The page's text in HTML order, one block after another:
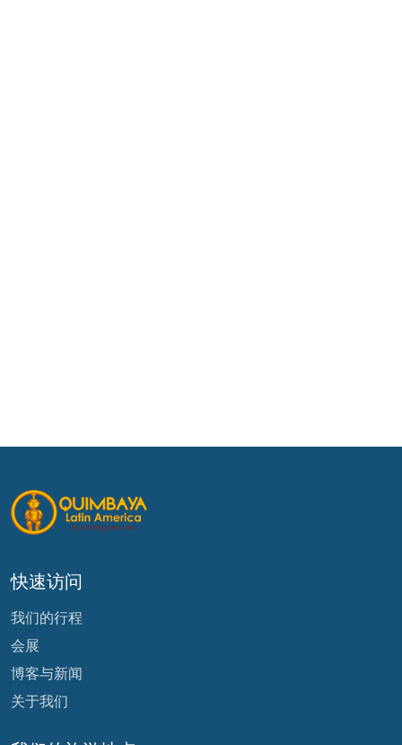
快速访问
我们的行程
会展
博客与新闻
关于我们